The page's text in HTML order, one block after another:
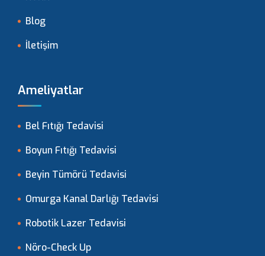
Blog
İletişim
Ameliyatlar
Bel Fıtığı Tedavisi
Boyun Fıtığı Tedavisi
Beyin Tümörü Tedavisi
Omurga Kanal Darlığı Tedavisi
Robotik Lazer Tedavisi
Nöro-Check Up